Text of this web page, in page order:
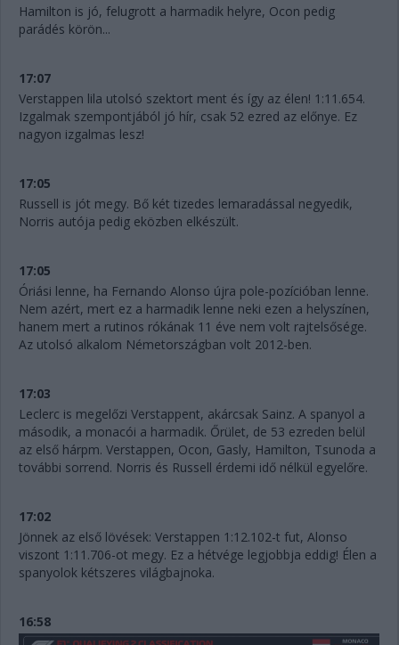
Hamilton is jó, felugrott a harmadik helyre, Ocon pedig
parádés körön...
17:07
Verstappen lila utolsó szektort ment és így az élen! 1:11.654.
Izgalmak szempontjából jó hír, csak 52 ezred az előnye. Ez
nagyon izgalmas lesz!
17:05
Russell is jót megy. Bő két tizedes lemaradással negyedik,
Norris autója pedig eközben elkészült.
17:05
Óriási lenne, ha Fernando Alonso újra pole-pozícióban lenne.
Nem azért, mert ez a harmadik lenne neki ezen a helyszínen,
hanem mert a rutinos rókának 11 éve nem volt rajtelsősége.
Az utolsó alkalom Németországban volt 2012-ben.
17:03
Leclerc is megelőzi Verstappent, akárcsak Sainz. A spanyol a
második, a monacói a harmadik. Őrület, de 53 ezreden belül
az első hárpm. Verstappen, Ocon, Gasly, Hamilton, Tsunoda a
további sorrend. Norris és Russell érdemi idő nélkül egyelőre.
17:02
Jönnek az első lövések: Verstappen 1:12.102-t fut, Alonso
viszont 1:11.706-ot megy. Ez a hétvége legjobbja eddig! Élen a
spanyolok kétszeres világbajnoka.
16:58